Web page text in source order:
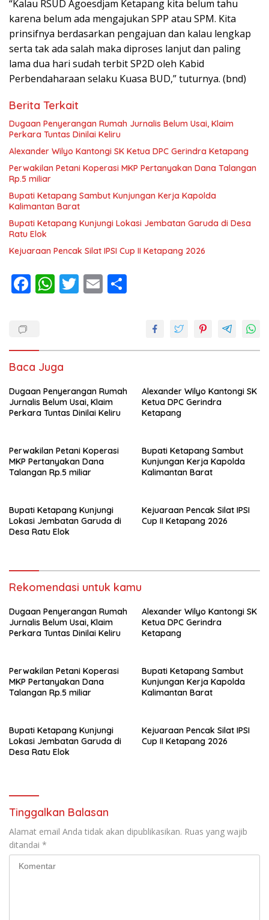
“Kalau RSUD Agoesdjam Ketapang kita belum tahu
karena belum ada mengajukan SPP atau SPM. Kita
prinsifnya berdasarkan pengajuan dan kalau lengkap
serta tak ada salah maka diproses lanjut dan paling
lama dua hari sudah terbit SP2D oleh Kabid
Perbendaharaan selaku Kuasa BUD,” tuturnya. (bnd)
Berita Terkait
Dugaan Penyerangan Rumah Jurnalis Belum Usai, Klaim
Perkara Tuntas Dinilai Keliru
Alexander Wilyo Kantongi SK Ketua DPC Gerindra Ketapang
Perwakilan Petani Koperasi MKP Pertanyakan Dana Talangan
Rp.5 miliar
Bupati Ketapang Sambut Kunjungan Kerja Kapolda
Kalimantan Barat
Bupati Ketapang Kunjungi Lokasi Jembatan Garuda di Desa
Ratu Elok
Kejuaraan Pencak Silat IPSI Cup II Ketapang 2026
F
o
o
k
W
A
p
p
T E
Baca Juga
Dugaan Penyerangan Rumah
Jurnalis Belum Usai, Klaim
Perkara Tuntas Dinilai Keliru
Alexander Wilyo Kantongi SK
Ketua DPC Gerindra
Ketapang
Perwakilan Petani Koperasi
MKP Pertanyakan Dana
Talangan Rp.5 miliar
Bupati Ketapang Sambut
Kunjungan Kerja Kapolda
Kalimantan Barat
Bupati Ketapang Kunjungi
Lokasi Jembatan Garuda di
Desa Ratu Elok
Kejuaraan Pencak Silat IPSI
Cup II Ketapang 2026
Rekomendasi untuk kamu
Dugaan Penyerangan Rumah
Jurnalis Belum Usai, Klaim
Perkara Tuntas Dinilai Keliru
Alexander Wilyo Kantongi SK
Ketua DPC Gerindra
Ketapang
Perwakilan Petani Koperasi
MKP Pertanyakan Dana
Talangan Rp.5 miliar
Bupati Ketapang Sambut
Kunjungan Kerja Kapolda
Kalimantan Barat
Bupati Ketapang Kunjungi
Lokasi Jembatan Garuda di
Desa Ratu Elok
Kejuaraan Pencak Silat IPSI
Cup II Ketapang 2026
Tinggalkan Balasan
Alamat email Anda tidak akan dipublikasikan. Ruas yang wajib
ditandai *